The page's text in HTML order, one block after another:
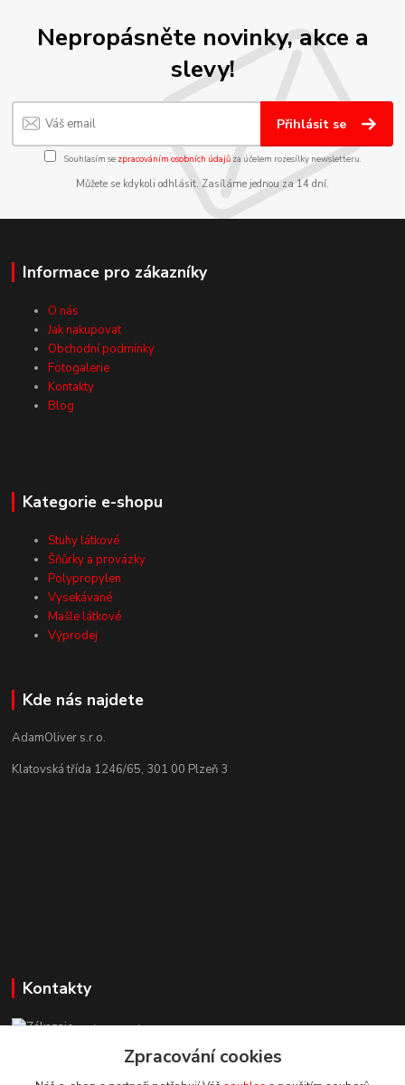
Nepropásněte novinky, akce a
slevy!
Přihlásit se
Souhlasím se zpracováním osobních údajůza účelem rozesílky newsletteru.
Můžete se kdykoli odhlásit. Zasíláme jednou za 14 dní.
Informace pro zákazníky
O nás
Jak nakupovat
Obchodní podmínky
Fotogalerie
Kontakty
Blog
Kategorie e-shopu
Stuhy látkové
Šňůrky a provázky
Polypropylen
Vysekávané
Mašle látkové
Výprodej
Kde nás najdete
AdamOliver s.r.o.
Klatovská třída 1246/65, 301 00 Plzeň 3
Kontakty
Zákaznická podpora StuhyLevně.cz
+420 725 618 353
(Po-Pá, 8-16 hod.)
Zpracování cookies